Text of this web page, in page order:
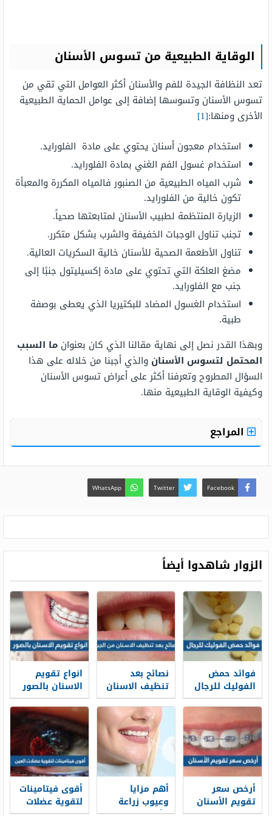
الوقاية الطبيعية من تسوس الأسنان
تعد النظافة الجيدة للفم والأسنان أكثر العوامل التي تقي من
تسوس الأسنان وتسوسها إضافة إلى عوامل الحماية الطبيعية
الأخرى ومنها:[1]
استخدام معجون أسنان يحتوي على مادة الفلورايد.
استخدام غسول الفم الغني بمادة الفلورايد.
شرب المياه الطبيعية من الصنبور فالمياه المكررة والمعبأة
تكون خالية من الفلورايد.
الزيارة المنتظمة لطبيب الأسنان لمتابعتها صحياً.
تجنب تناول الوجبات الخفيفة والشرب بشكل متكرر.
تناول الأطعمة الصحية للأسنان خالية السكريات العالية.
مضغ العلكة التي تحتوي على مادة إكسيليتول جنبًا إلى
جنب مع الفلورايد.
استخدام الغسول المضاد للبكتيريا الذي يعطى بوصفة
طبية.
وبهذا القدر نصل إلى نهاية مقالنا الذي كان بعنوان ما السبب
المحتمل لتسوس الأسنان والذي أجبنا من خلاله على هذا
السؤال المطروح وتعرفنا أكثر على أعراض تسوس الأسنان
وكيفية الوقاية الطبيعية منها.
المراجع
Facebook
Twitter
WhatsApp
الزوار شاهدوا أيضاً
فوائد حمض
الفوليك للرجال
نصائح بعد
تنظيف الاسنان
من الجير
لابتسامة أفضل
انواع تقويم
الاسنان بالصور
واسعارها 2026
أرخص سعر
تقويم الأسنان
أهم مزايا
وعيوب زراعة
أقوى فيتامينات
لتقوية عضلات